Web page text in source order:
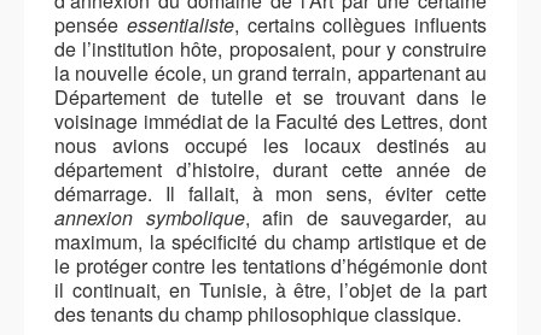
pensée essentialiste, certains collègues influents
de l’institution hôte, proposaient, pour y construire
la nouvelle école, un grand terrain, appartenant au
Département de tutelle et se trouvant dans le
voisinage immédiat de la Faculté des Lettres, dont
nous avions occupé les locaux destinés au
département d’histoire, durant cette année de
démarrage. Il fallait, à mon sens, éviter cette
annexion symbolique, afin de sauvegarder, au
maximum, la spécificité du champ artistique et de
le protéger contre les tentations d’hégémonie dont
il continuait, en Tunisie, à être, l’objet de la part
des tenants du champ philosophique classique.